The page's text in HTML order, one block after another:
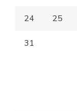
24 25
31